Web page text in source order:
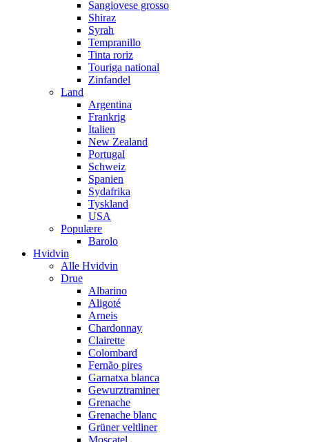
Sangiovese grosso
Shiraz
Syrah
Tempranillo
Tinta roriz
Touriga national
Zinfandel
Land
Argentina
Frankrig
Italien
New Zealand
Portugal
Schweiz
Spanien
Sydafrika
Tyskland
USA
Populære
Barolo
Hvidvin
Alle Hvidvin
Drue
Albarino
Aligoté
Arneis
Chardonnay
Clairette
Colombard
Fernão pires
Garnatxa blanca
Gewurztraminer
Grenache
Grenache blanc
Grüner veltliner